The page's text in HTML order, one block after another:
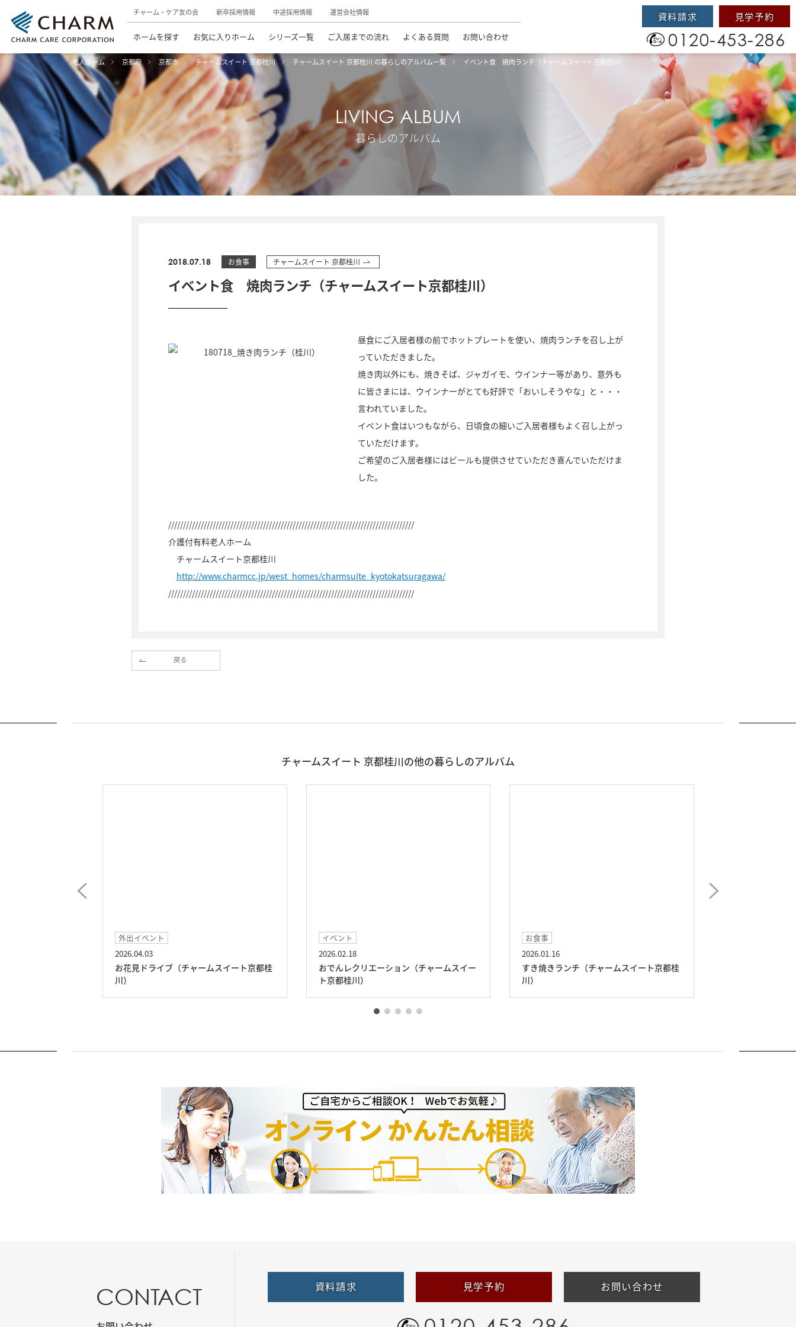
チャーム・ケア友の会 新卒採用情報 中途採用情報 運営会社情報
ホームを探す お気に入りホーム シリーズ一覧 ご入居までの流れ よくある質問 お問い合わせ
資料請求 見学予約
0120-453-286
老人ホーム 京都府 京都市 チャームスイート 京都桂川 チャームスイート 京都桂川 の暮らしのアルバム一覧 イベント食 焼肉ランチ（チャームスイート京都桂川）
LIVING ALBUM
暮らしのアルバム
2018.07.18 お食事 チャームスイート 京都桂川
イベント食 焼肉ランチ（チャームスイート京都桂川）
昼食にご入居者様の前でホットプレートを使い、焼肉ランチを召し上が
っていただきました。
焼き肉以外にも、焼きそば、ジャガイモ、ウインナー等があり、意外も
に皆さまには、ウインナーがとても好評で「おいしそうやな」と・・・
言われていました。
イベント食はいつもながら、日頃食の細いご入居者様もよく召し上がっ
ていただけます。
ご希望のご入居者様にはビールも提供させていただき喜んでいただけま
した。
///////////////////////////////////////////////////////////////////////////////////
介護付有料老人ホーム
チャームスイート京都桂川
http://www.charmcc.jp/west_homes/charmsuite_kyotokatsuragawa/
///////////////////////////////////////////////////////////////////////////////////
戻る
チャームスイート 京都桂川の他の暮らしのアルバム
外出イベント
2026.04.03
お花見ドライブ（チャームスイート京都桂
川）
イベント
2026.02.18
おでんレクリエーション（チャームスイー
ト京都桂川）
お食事
2026.01.16
すき焼きランチ（チャームスイート京都桂
川）
CONTACT 資料請求 見学予約 お問い合わせ